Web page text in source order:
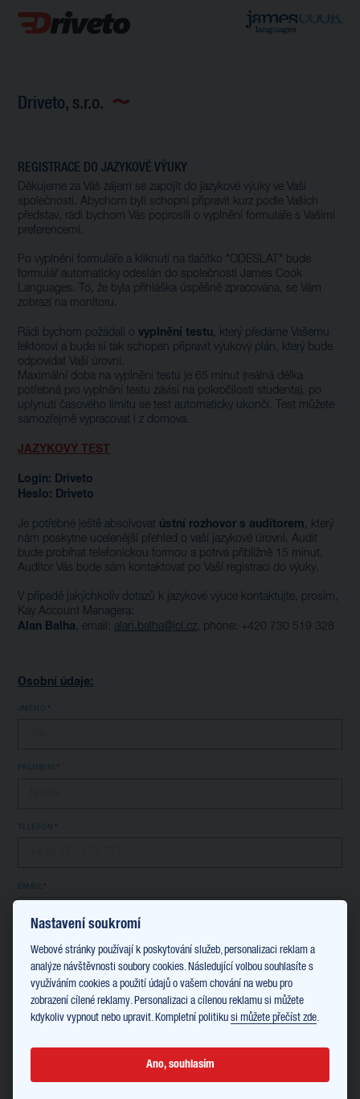
Driveto, s.r.o.
REGISTRACE DO JAZYKOVÉ VÝUKY
Děkujeme za Váš zájem se zapojit do jazykové výuky ve Vaší
společnosti. Abychom byli schopni připravit kurz podle Vašich
představ, rádi bychom Vás poprosili o vyplnění formuláře s Vašimi
preferencemi.
Po vyplnění formuláře a kliknutí na tlačítko "ODESLAT" bude
formulář automaticky odeslán do společnosti James Cook
Languages. To, že byla přihláška úspěšně zpracována, se Vám
zobrazí na monitoru.
Rádi bychom požádali o vyplnění testu, který předáme Vašemu
lektorovi a bude si tak schopen připravit výukový plán, který bude
odpovídat Vaší úrovni.
Maximální doba na vyplnění testu je 65 minut (reálná délka
potřebná pro vyplnění testu závisí na pokročilosti studenta), po
uplynutí časového limitu se test automaticky ukončí. Test můžete
samozřejmě vypracovat i z domova.
JAZYKOVÝ TEST
Login: Driveto
Heslo: Driveto
Je potřebné ještě absolvovat ústní rozhovor s auditorem, který
nám poskytne ucelenější přehled o vaší jazykové úrovni. Audit
bude probíhat telefonickou formou a potrvá přibližně 15 minut.
Auditor Vás bude sám kontaktovat po Vaší registraci do výuky.
V případě jakýchkoliv dotazů k jazykové výuce kontaktujte, prosím,
Kay Account Managera:
Alan Balha, email: alan.balha@jcl.cz, phone: +420 730 519 328
Osobní údaje:
TELEFON
EMAIL
Srážky ze mzdy
Informace o kurzu:
Anglický
Nastavení soukromí
Webové stránky používají k poskytování služeb, personalizaci reklam a
analýze návštěvnosti soubory cookies. Následující volbou souhlasíte s
využíváním cookies a použití údajů o vašem chování na webu pro
zobrazení cílené reklamy. Personalizaci a cílenou reklamu si můžete
kdykoliv vypnout nebo upravit. Kompletní politikusi můžete přečíst zde
Ano, souhlasím